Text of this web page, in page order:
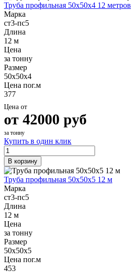
Труба профильная 50х50х4 12 метров
Марка
ст3-пс5
Длина
12 м
Цена
за тонну
Размер
50х50х4
Цена пог.м
377
Цена от
от 42000 руб
за тонну
Купить в один клик
В корзину
Труба профильная 50х50х5 12 м
Марка
ст3-пс5
Длина
12 м
Цена
за тонну
Размер
50х50х5
Цена пог.м
453